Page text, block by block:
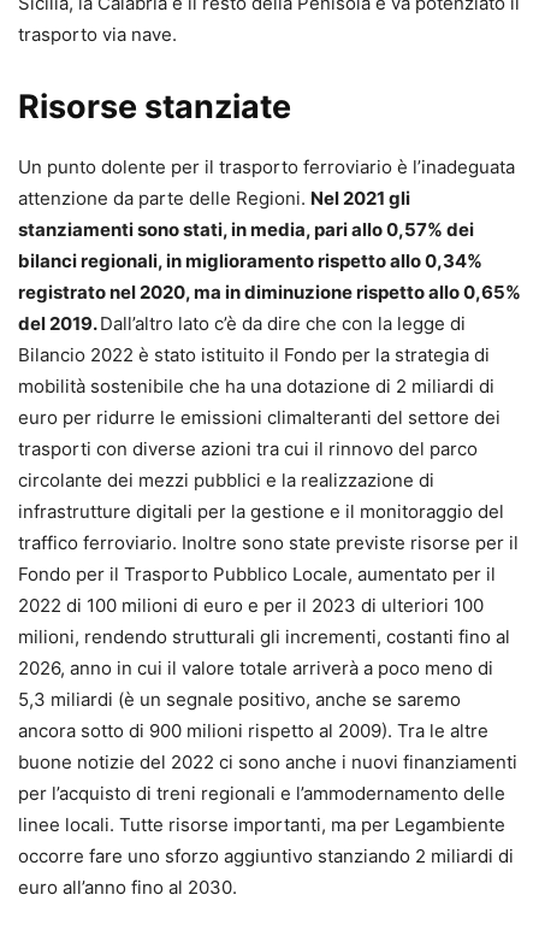
trasporto via nave.
Risorse stanziate
Un punto dolente per il trasporto ferroviario è l’inadeguata
attenzione da parte delle Regioni. Nel 2021 gli
stanziamenti sono stati, in media, pari allo 0,57% dei
bilanci regionali, in miglioramento rispetto allo 0,34%
registrato nel 2020, ma in diminuzione rispetto allo 0,65%
del 2019.Dall’altro lato c’è da dire che con la legge di
Bilancio 2022 è stato istituito il Fondo per la strategia di
mobilità sostenibile che ha una dotazione di 2 miliardi di
euro per ridurre le emissioni climalteranti del settore dei
trasporti con diverse azioni tra cui il rinnovo del parco
circolante dei mezzi pubblici e la realizzazione di
infrastrutture digitali per la gestione e il monitoraggio del
traffico ferroviario. Inoltre sono state previste risorse per il
Fondo per il Trasporto Pubblico Locale, aumentato per il
2022 di 100 milioni di euro e per il 2023 di ulteriori 100
milioni, rendendo strutturali gli incrementi, costanti fino al
2026, anno in cui il valore totale arriverà a poco meno di
5,3 miliardi (è un segnale positivo, anche se saremo
ancora sotto di 900 milioni rispetto al 2009). Tra le altre
buone notizie del 2022 ci sono anche i nuovi finanziamenti
per l’acquisto di treni regionali e l’ammodernamento delle
linee locali. Tutte risorse importanti, ma per Legambiente
occorre fare uno sforzo aggiuntivo stanziando 2 miliardi di
euro all’anno fino al 2030.